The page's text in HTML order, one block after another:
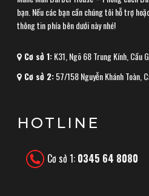
bạn. Nếu các bạn cần chúng tôi hỗ trợ
thông tin phía bên dưới này nhé!
Cơ sở 1:K31, Ngõ 68 Trung Kính, Cầu
Cơ sở 2:57/158 Nguyễn Khánh Toàn,
HOTLINE
Cơ sở 1: 0345 64 8080